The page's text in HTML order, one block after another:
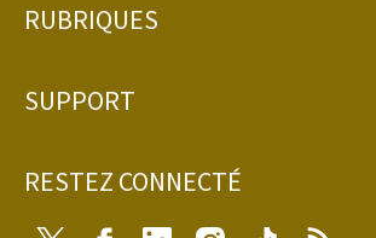
Pied
page
RUBRIQUES
SUPPORT
RESTEZ CONNECTÉ